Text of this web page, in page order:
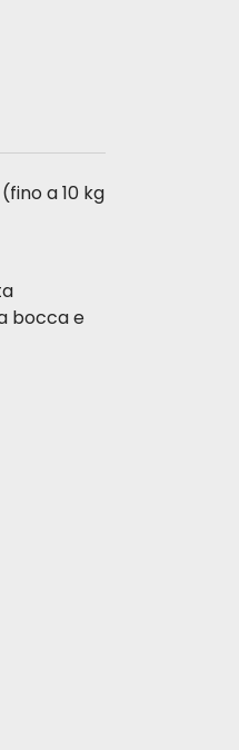
a 10 kg
bocca e